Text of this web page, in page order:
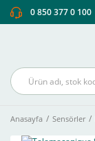
0 850 377 0 100
Anasayfa Sensörler